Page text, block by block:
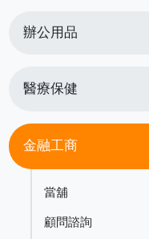
辦公用品
醫療保健
金融工商
當舖
顧問諮詢